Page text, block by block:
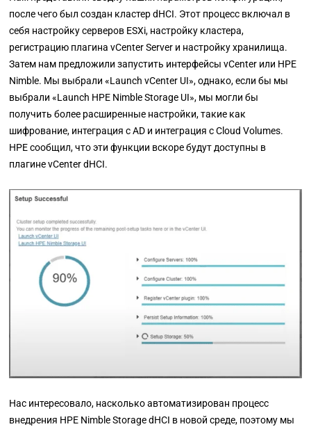
после чего был создан кластер dHCI. Этот процесс включал в
себя настройку серверов ESXi, настройку кластера,
регистрацию плагина vCenter Server и настройку хранилища.
Затем нам предложили запустить интерфейсы vCenter или HPE
Nimble. Мы выбрали«Launch vCenter UI», однако, если бы мы
выбрали«Launch HPE Nimble Storage UI», мы могли бы
получить более расширенные настройки, такие как
шифрование, интеграция с AD и интеграция с Cloud Volumes.
HPE сообщил, что эти функции вскоре будут доступны в
плагине vCenter dHCI.
Нас интересовало, насколько автоматизирован процесс
внедрения HPE Nimble Storage dHCI в новой среде, поэтому мы